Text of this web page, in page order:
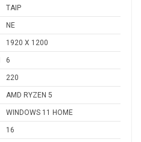
TAIP
NE
1920 X 1200
6
220
AMD RYZEN 5
WINDOWS 11 HOME
16